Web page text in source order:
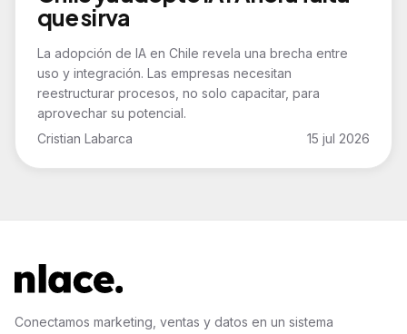
que sirva
La adopción de IA en Chile revela una brecha entre
uso y integración. Las empresas necesitan
reestructurar procesos, no solo capacitar, para
aprovechar su potencial.
Cristian Labarca
15 jul 2026
Conectamos marketing, ventas y datos en un sistema